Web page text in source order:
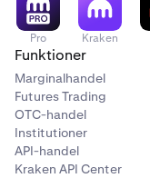
Pro Kraken
Funktioner
Marginalhandel
Futures Trading
OTC-handel
Institutioner
API-handel
Kraken API Center